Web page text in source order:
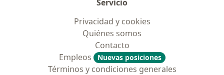
Servicio
Privacidad y cookies
Quiénes somos
Contacto
Empleos
Nuevas posiciones
Términos y condiciones generales